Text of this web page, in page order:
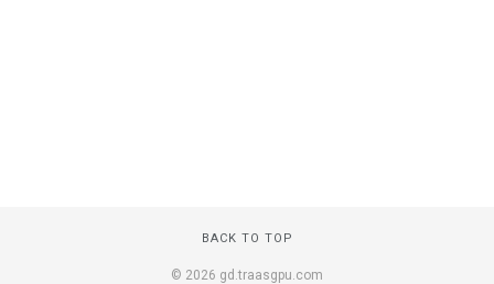
BACK TO TOP
© 2026 gd.traasgpu.com